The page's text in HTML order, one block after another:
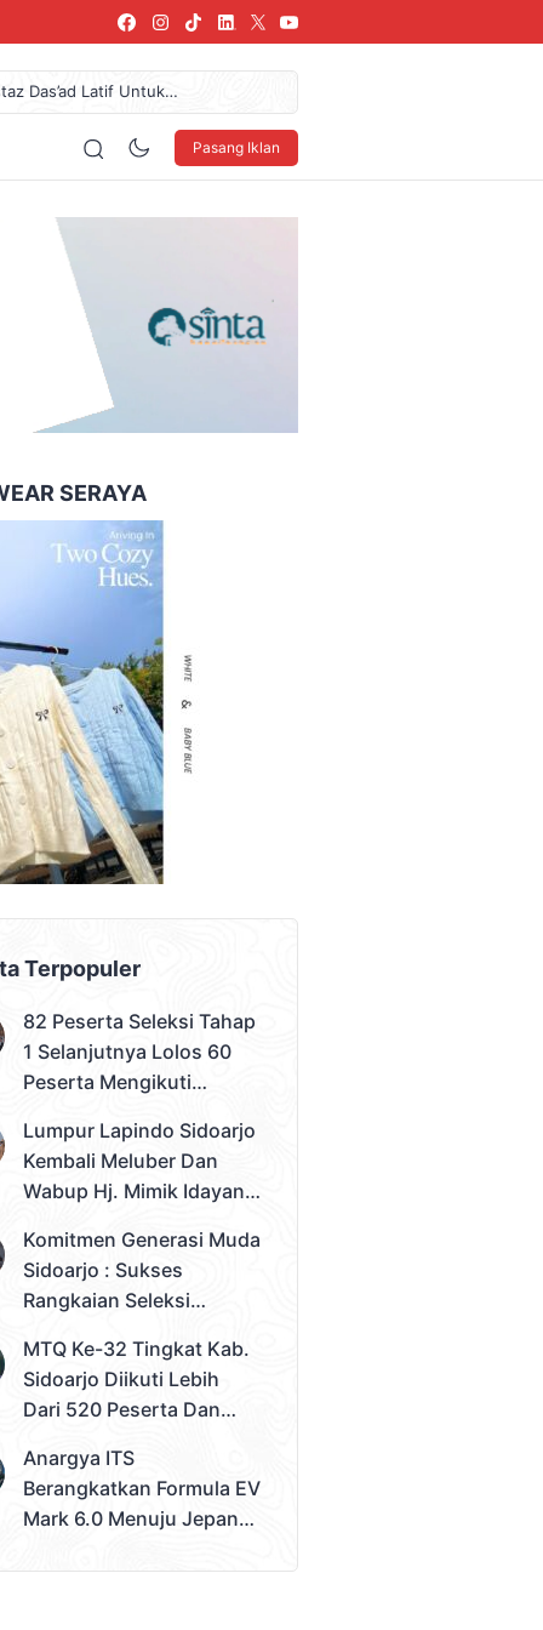
Das’ad Latif Untuk
Coffee Expo Medan
Miliar Dan Pendapatan
Arkindo Konstruksi
Pasang Iklan
SERAYA
Terpopuler
82 Peserta Seleksi Tahap
1 Selanjutnya Lolos 60
Peserta Mengikuti
Pemilihan Duta Muda
Sidoarjo 2026
Lumpur Lapindo Sidoarjo
Kembali Meluber Dan
Wabup Hj. Mimik Idayana
Komitmen Generasi Muda
Sidoarjo : Sukses
Rangkaian Seleksi
Pemilihan Duta Muda
Sidoarjo 2026
MTQ Ke-32 Tingkat Kab.
Sidoarjo Diikuti Lebih
Dari 520 Peserta Dan
Juara Umum
Anargya ITS
Berangkatkan Formula EV
Mark 6.0 Menuju Jepang,
2026